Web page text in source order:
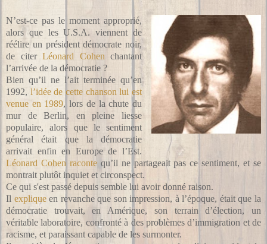
N’est-ce pas le moment approprié,
alors que les U.S.A. viennent de
réélire un président démocrate noir,
de citer Léonard Cohen chantant
l’arrivée de la démocratie ?
Bien qu’il ne l’ait terminée qu’en
1992, l’idée de cette chanson lui est
venue en 1989, lors de la chute du
mur de Berlin, en pleine liesse
populaire, alors que le sentiment
général était que la démocratie
arrivait enfin en Europe de l’Est.
Léonard Cohen racontequ’il ne partageait pas ce sentiment, et se
montrait plutôt inquiet et circonspect.
Ce qui s'est passé depuis semble lui avoir donné raison.
Il expliqueen revanche que son impression, à l’époque, était que la
démocratie trouvait, en Amérique, son terrain d’élection, un
véritable laboratoire, confronté à des problèmes d’immigration et de
racisme, et paraissant capable de les surmonter.